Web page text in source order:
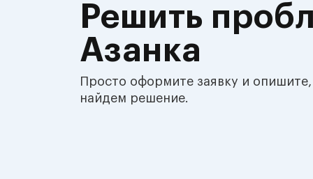
Решить
Азанка
Просто оформите заявку и
найдем решение.